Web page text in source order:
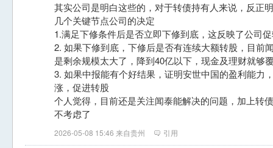
其实公司是明白这些的，对于转债持有人来说，反正
几个关键节点公司的决定
1.满足下修条件后是否立即下修到底，这反映了公司
2. 如果下修到底，下修后是否有连续大额转股，目前
是剩余规模太大了，降到40亿以下，现金及理财就够
3. 如果中报能有个好结果，证明安世中国的盈利能力
涨，促进转股
个人觉得，目前还是关注闻泰能解决的问题，加上转
不考虑了
2026-05-08 15:46 来自贵州 引用